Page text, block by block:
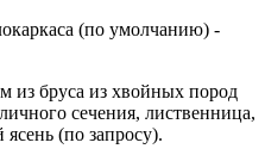
(по умолчанию) -
из бруса из хвойных пород
сечения, лиственница,
(по запросу).